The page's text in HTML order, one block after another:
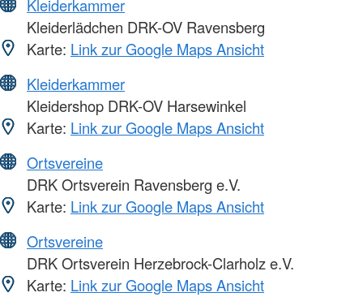
Kleiderkammer
Kleiderlädchen DRK-OV Ravensberg
Karte: Link zur Google Maps Ansicht
Kleiderkammer
Kleidershop DRK-OV Harsewinkel
Karte: Link zur Google Maps Ansicht
Ortsvereine
DRK Ortsverein Ravensberg e.V.
Karte: Link zur Google Maps Ansicht
Ortsvereine
DRK Ortsverein Herzebrock-Clarholz e.V.
Karte: Link zur Google Maps Ansicht